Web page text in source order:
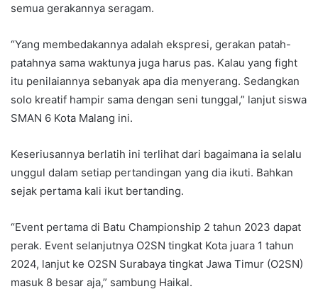
semua gerakannya seragam.
“Yang membedakannya adalah ekspresi, gerakan patah-
patahnya sama waktunya juga harus pas. Kalau yang fight
itu penilaiannya sebanyak apa dia menyerang. Sedangkan
solo kreatif hampir sama dengan seni tunggal,” lanjut siswa
SMAN 6 Kota Malang ini.
Keseriusannya berlatih ini terlihat dari bagaimana ia selalu
unggul dalam setiap pertandingan yang dia ikuti. Bahkan
sejak pertama kali ikut bertanding.
“Event pertama di Batu Championship 2 tahun 2023 dapat
perak. Event selanjutnya O2SN tingkat Kota juara 1 tahun
2024, lanjut ke O2SN Surabaya tingkat Jawa Timur (O2SN)
masuk 8 besar aja,” sambung Haikal.